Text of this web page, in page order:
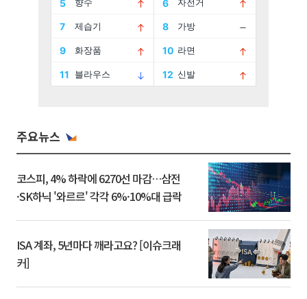
주요뉴스
코스피, 4% 하락에 6270선 마감…삼전
·SK하닉 '와르르' 각각 6%·10%대 급락
ISA 계좌, 5년마다 깨라고요? [이슈크래
커]